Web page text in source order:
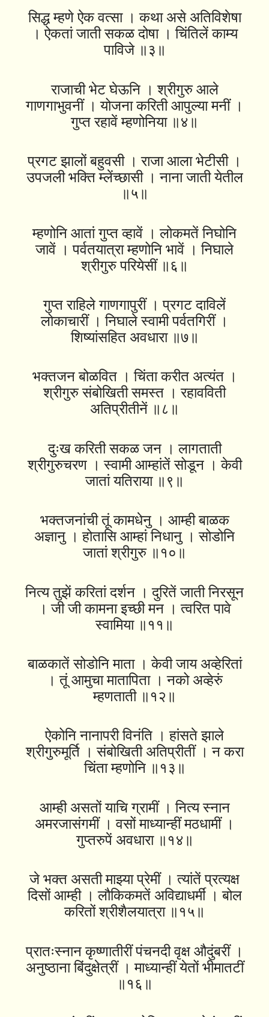
सिद्ध म्हणे ऐक वत्सा । कथा असे अतिविशेषा
। ऐकतां जाती सकळ दोषा । चिंतिलें काम्य
पाविजे ॥३॥
राजाची भेट घेऊनि । श्रीगुरु आले
गाणगाभुवनीं । योजना करिती आपुल्या मनीं ।
गुप्त रहावें म्हणोनिया ॥४॥
प्रगट झालों बहुवसी । राजा आला भेटीसी ।
उपजली भक्ति म्लेंच्छासी । नाना जाती येतील
॥५॥
म्हणोनि आतां गुप्त व्हावें । लोकमतें निघोनि
जावें । पर्वतयात्रा म्हणोनि भावें । निघाले
श्रीगुरु परियेसीं ॥६॥
गुप्त राहिले गाणगापुरीं । प्रगट दाविलें
लोकाचारीं । निघाले स्वामी पर्वतगिरीं ।
शिष्यांसहित अवधारा ॥७॥
भक्तजन बोळवित । चिंता करीत अत्यंत ।
श्रीगुरु संबोखिती समस्त । रहावविती
अतिप्रीतीनें ॥८॥
दुःख करिती सकळ जन । लागताती
श्रीगुरुचरण । स्वामी आम्हांतें सोडून । केवी
जातां यतिराया ॥९॥
भक्तजनांची तूं कामधेनु । आम्ही बाळक
अज्ञानु । होतासि आम्हां निधानु । सोडोनि
जातां श्रीगुरु ॥१०॥
नित्य तुझें करितां दर्शन । दुरितें जाती निरसून
। जी जी कामना इच्छी मन । त्वरित पावे
स्वामिया ॥११॥
बाळकातें सोडोनि माता । केवी जाय अव्हेरितां
। तूं आमुचा मातापिता । नको अव्हेरुं
म्हणताती ॥१२॥
ऐकोनि नानापरी विनंति । हांसते झाले
श्रीगुरुमूर्ति । संबोखिती अतिप्रीतीं । न करा
चिंता म्हणोनि ॥१३॥
आम्ही असतों याचि ग्रामीं । नित्य स्नान
अमरजासंगमीं । वसों माध्यान्हीं मठधामीं ।
गुप्तरुपें अवधारा ॥१४॥
जे भक्त असती माझ्या प्रेमीं । त्यांतें प्रत्यक्ष
दिसों आम्ही । लौकिकमतें अविद्याधर्मीं । बोल
करितों श्रीशैलयात्रा ॥१५॥
प्रातःस्नान कृष्णातीरीं पंचनदी वृक्ष औदुंबरीं ।
अनुष्‍ठाना बिंदुक्षेत्रीं । माध्यान्हीं येतों भीमातटीं
॥१६॥